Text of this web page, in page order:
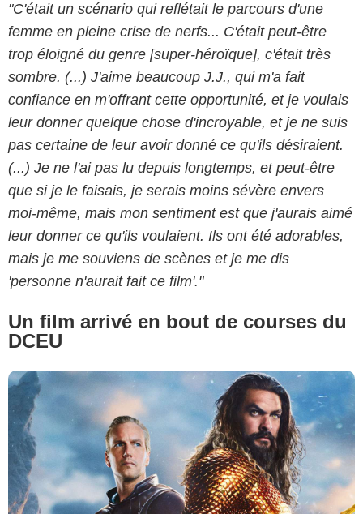
"C'était un scénario qui reflétait le parcours d'une
femme en pleine crise de nerfs... C'était peut-être
trop éloigné du genre [super-héroïque], c'était très
sombre. (...) J'aime beaucoup J.J., qui m'a fait
confiance en m'offrant cette opportunité, et je voulais
leur donner quelque chose d'incroyable, et je ne suis
pas certaine de leur avoir donné ce qu'ils désiraient.
(...) Je ne l'ai pas lu depuis longtemps, et peut-être
que si je le faisais, je serais moins sévère envers
moi-même, mais mon sentiment est que j'aurais aimé
leur donner ce qu'ils voulaient. Ils ont été adorables,
mais je me souviens de scènes et je me dis
'personne n'aurait fait ce film'."
Un film arrivé en bout de courses du
DCEU
Warner Bros.